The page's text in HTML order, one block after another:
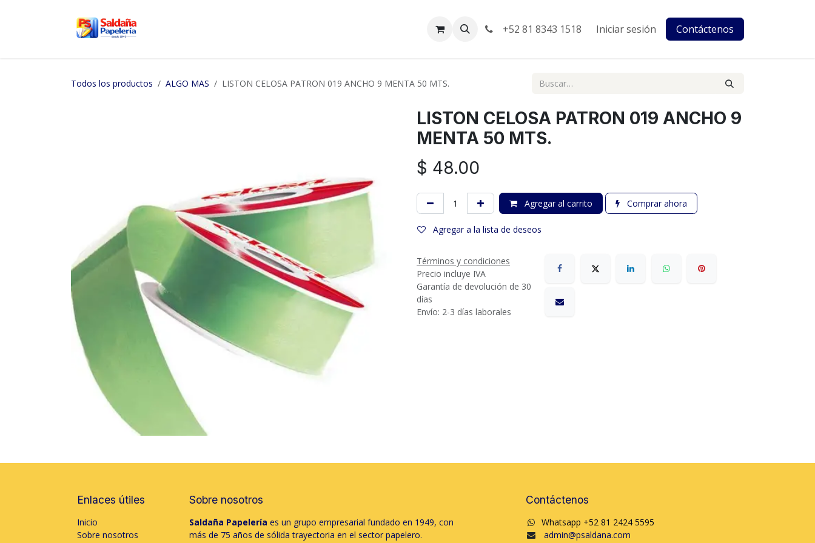
+52 81 8343 1518 Iniciar sesión Contáctenos
Todos los productos ALGO MAS LISTON CELOSA PATRON 019 ANCHO 9 MENTA 50 MTS.
LISTON CELOSA PATRON 019 ANCHO 9
MENTA 50 MTS.
$ 48.00
Agregar al carrito Comprar ahora
Agregar a la lista de deseos
Términos y condiciones
Precio incluye IVA
Garantía de devolución de 30
días
Envío: 2-3 días laborales
Enlaces útiles
Inicio
Sobre nosotros
Sobre nosotros
Saldaña Papelería es un grupo empresarial fundado en 1949, con
más de 75 años de sólida trayectoria en el sector papelero.
Contáctenos
Whatsapp +52 81 2424 5595
admin@psaldana.com